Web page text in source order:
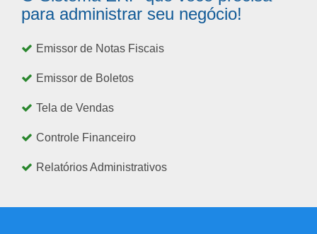
para administrar seu negócio!
Emissor de Notas Fiscais
Emissor de Boletos
Tela de Vendas
Controle Financeiro
Relatórios Administrativos